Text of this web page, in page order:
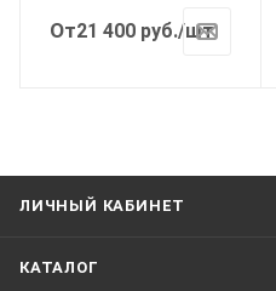
От21 400 руб./шт
ЛИЧНЫЙ КАБИНЕТ
КАТАЛОГ